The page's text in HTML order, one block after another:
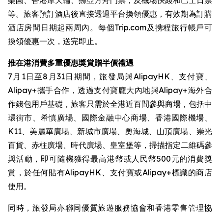
等。旅客預訂酒店後直接透過平台換領優惠，有效期為訂購
酒店房間日期起兩周內。每個Trip.com及携程旅行帳戶可
換領優惠一次，送完即止。
推在港消費多重優惠獎賞贈半價禮遇
7月1日至8月31日期間，旅發局與AlipayHK、支付寶、
Alipay+攜手合作，透過支付寶龐大內地與Alipay+海外合
作錢包用戶基礎，旅客只需於全港近百間參與商場，包括中
環街市、希慎廣場、國際金融中心商場、香港國際機場、
K11、美麗華廣場、新城市廣場、奧海城、山頂廣場、崇光
百貨、赤柱廣場、時代廣場、皇室堡等，掃描指定二維碼參
與活動，即可隨機獲得最高港幣或人民幣500元的消費獎
賞，於任何貼有AlipayHK、支付寶或Alipay+標識的商店
使用。
同時，旅發局亦聯同優質旅遊服務協會和香港零售管理協